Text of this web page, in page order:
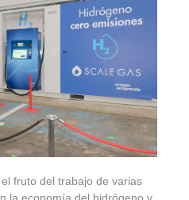
fruto del trabajo de varias